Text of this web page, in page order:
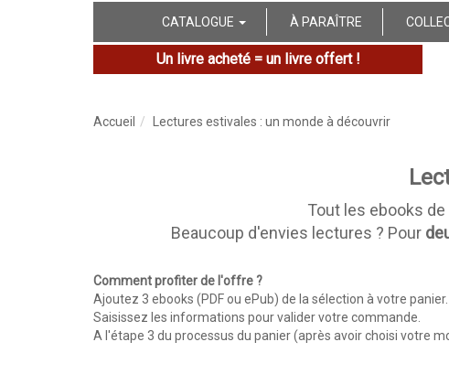
CATALOGUE À PARAÎTRE
Un livre acheté = un livre offert !
Accueil Lectures estivales : un monde à découvrir
Tout les ebooks
Beaucoup d'envies lectures ? Pour
Comment profiter de l'offre ?
Ajoutez 3 ebooks (PDF ou ePub) de la sélection à votre panier.
Saisissez les informations pour valider votre commande.
A l'étape 3 du processus du panier (après avoir choisi votre